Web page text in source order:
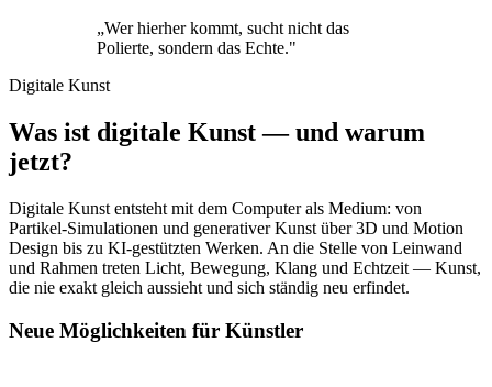
„Wer hierher kommt, sucht nicht das
Polierte, sondern das Echte."
Digitale Kunst
Was ist digitale Kunst — und warum
jetzt?
Digitale Kunst entsteht mit dem Computer als Medium: von
Partikel-Simulationen und generativer Kunst über 3D und Motion
Design bis zu KI-gestützten Werken. An die Stelle von Leinwand
und Rahmen treten Licht, Bewegung, Klang und Echtzeit — Kunst,
die nie exakt gleich aussieht und sich ständig neu erfindet.
Neue Möglichkeiten für Künstler